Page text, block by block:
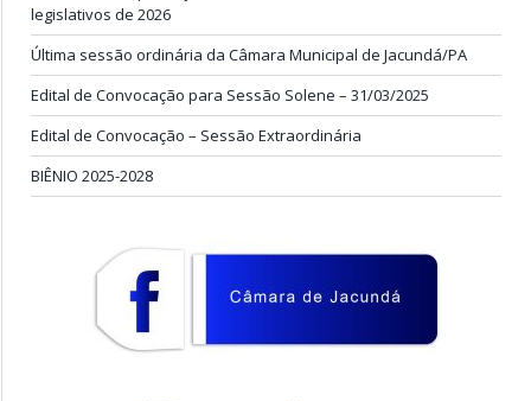
legislativos de 2026
Última sessão ordinária da Câmara Municipal de Jacundá/PA
Edital de Convocação para Sessão Solene – 31/03/2025
Edital de Convocação – Sessão Extraordinária
BIÊNIO 2025-2028